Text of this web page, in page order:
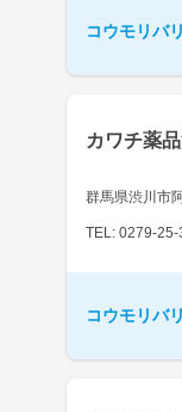
コウモリバ
カワチ薬
群馬県渋川市
TEL: 0279-25-
コウモリバ